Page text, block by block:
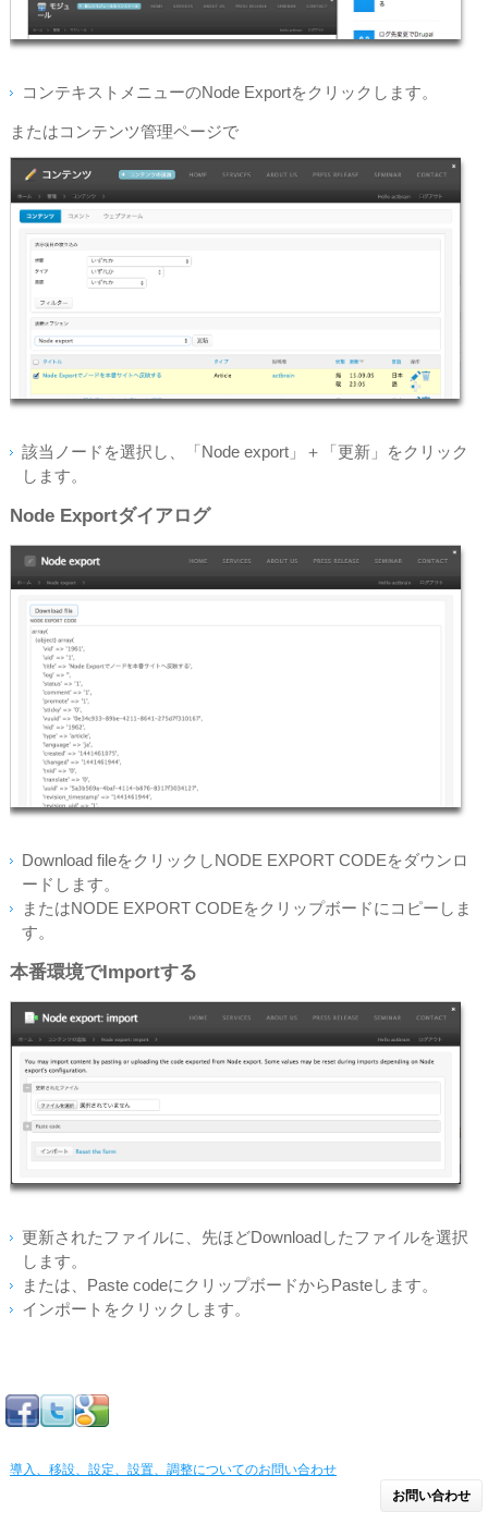
コンテキストメニューのNode Exportをクリックします。
またはコンテンツ管理ページで
該当ノードを選択し、「Node export」＋「更新」をクリック
します。
Node Exportダイアログ
Download fileをクリックしNODE EXPORT CODEをダウンロ
ードします。
またはNODE EXPORT CODEをクリップボードにコピーしま
す。
本番環境でImportする
更新されたファイルに、先ほどDownloadしたファイルを選択
します。
または、Paste codeにクリップボードからPasteします。
インポートをクリックします。
導入、移設、設定、設置、調整についてのお問い合わせ
お問い合わせ